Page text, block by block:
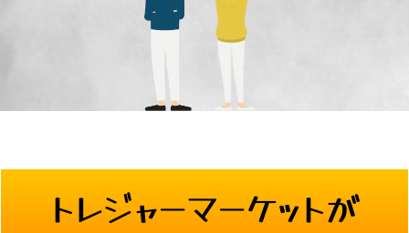
トレジャーマーケットが